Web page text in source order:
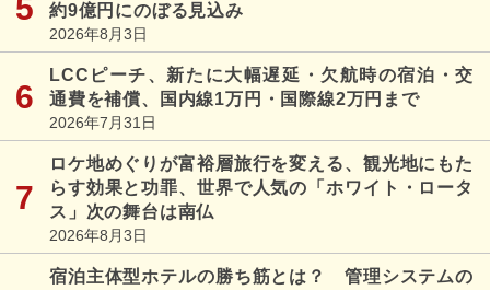
約9億円にのぼる見込み
2026年8月3日
LCCピーチ、新たに大幅遅延・欠航時の宿泊・交
通費を補償、国内線1万円・国際線2万円まで
2026年7月31日
ロケ地めぐりが富裕層旅行を変える、観光地にもた
らす効果と功罪、世界で人気の「ホワイト・ロータ
ス」次の舞台は南仏
2026年8月3日
宿泊主体型ホテルの勝ち筋とは？ 管理システムの